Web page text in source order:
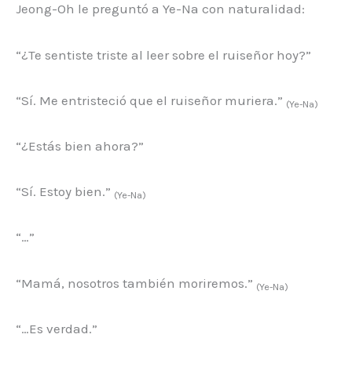
Jeong-Oh le preguntó a Ye-Na con naturalidad:
“¿Te sentiste triste al leer sobre el ruiseñor hoy?”
“Sí. Me entristeció que el ruiseñor muriera.” (Ye-Na)
“¿Estás bien ahora?”
“Sí. Estoy bien.” (Ye-Na)
“…”
“Mamá, nosotros también moriremos.” (Ye-Na)
“…Es verdad.”